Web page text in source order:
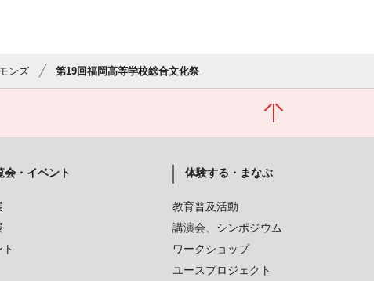
ンズ 第19回福岡高等学校総合文化祭
会・イベント 体験する・まなぶ
教育普及活動
講演会、シンポジウム
ワークショップ
ユースプロジェクト